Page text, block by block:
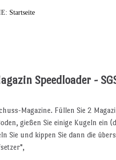
Startseite
Speedloader -
Magazine. Füllen Sie 2
gießen Sie einige Kugeln ein
Sie und kippen Sie dann die